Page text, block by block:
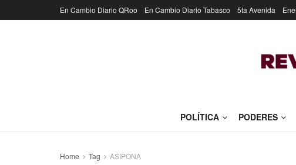
En Cambio Diario QRoo En Cambio Diario Tabasco 5ta Avenida
POLÍTICA PODERES
Home Tag ASIPONA